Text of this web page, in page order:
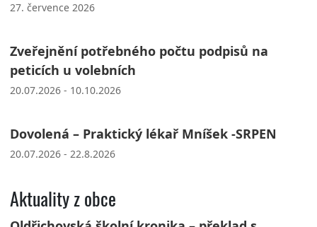
27. července 2026
Zveřejnění potřebného počtu podpisů na
peticích u volebních
20.07.2026 - 10.10.2026
Dovolená – Praktický lékař Mníšek -SRPEN
20.07.2026 - 22.8.2026
Aktuality z obce